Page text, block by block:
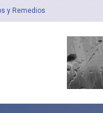
y Remedios